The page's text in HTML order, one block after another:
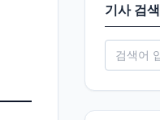
기사 검색